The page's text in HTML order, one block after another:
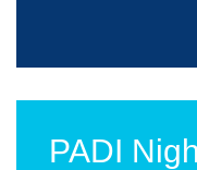
PADI